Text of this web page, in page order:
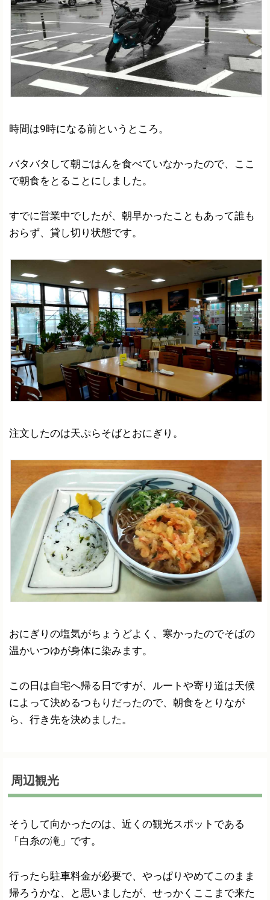
時間は9時になる前というところ。
バタバタして朝ごはんを食べていなかったので、ここ
で朝食をとることにしました。
すでに営業中でしたが、朝早かったこともあって誰も
おらず、貸し切り状態です。
注文したのは天ぷらそばとおにぎり。
おにぎりの塩気がちょうどよく、寒かったのでそばの
温かいつゆが身体に染みます。
この日は自宅へ帰る日ですが、ルートや寄り道は天候
によって決めるつもりだったので、朝食をとりなが
ら、行き先を決めました。
周辺観光
そうして向かったのは、近くの観光スポットである
「白糸の滝」です。
行ったら駐車料金が必要で、やっぱりやめてこのまま
帰ろうかな、と思いましたが、せっかくここまで来た